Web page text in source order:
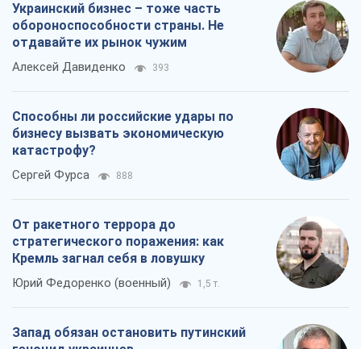
Украинский бизнес – тоже часть
обороноспособности страны. Не
отдавайте их рынок чужим
Алексей Давиденко 393
Способны ли российские удары по
бизнесу вызвать экономическую
катастрофу?
Сергей Фурса 888
От ракетного террора до
стратегического поражения: как
Кремль загнал себя в ловушку
Юрий Федоренко (военный) 1,5 т.
Запад обязан остановить путинский